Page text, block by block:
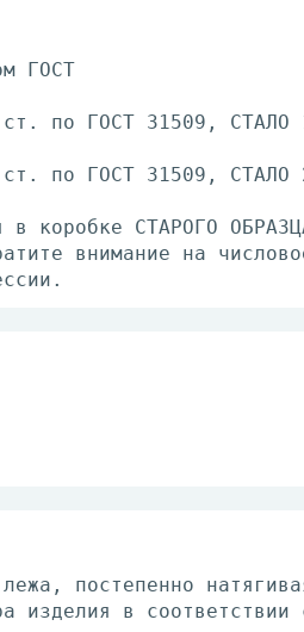
ГОСТ
по ГОСТ 31509, СТАЛО
по ГОСТ 31509, СТАЛО
в коробке СТАРОГО
внимание на
постепенно
изделия в соответствии